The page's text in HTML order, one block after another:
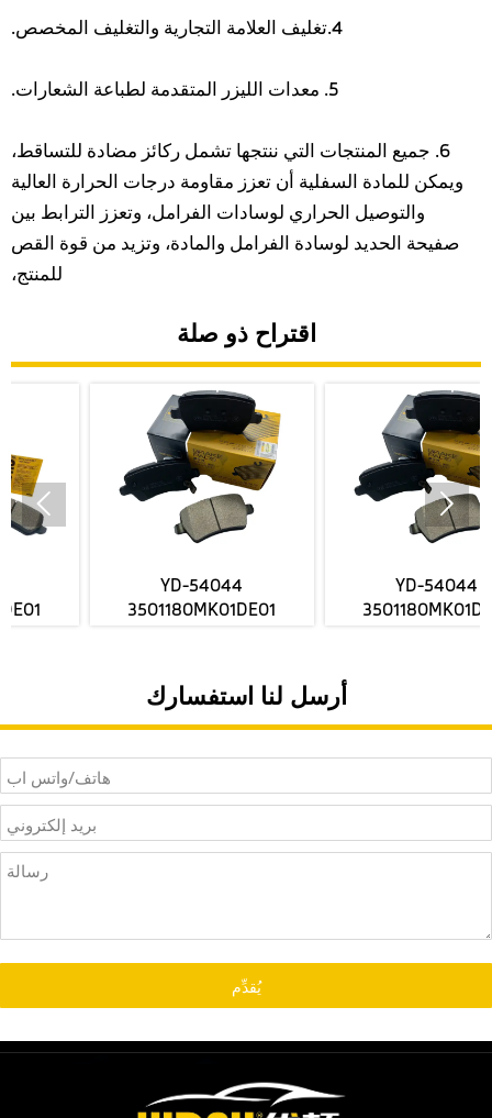
4.تغليف العلامة التجارية والتغليف المخصص.
5. معدات الليزر المتقدمة لطباعة الشعارات.
6. جميع المنتجات التي ننتجها تشمل ركائز مضادة للتساقط،
ويمكن للمادة السفلية أن تعزز مقاومة درجات الحرارة العالية
والتوصيل الحراري لوسادات الفرامل، وتعزز الترابط بين
صفيحة الحديد لوسادة الفرامل والمادة، وتزيد من قوة القص
للمنتج،
اقتراح ذو صلة
YD-54044
3501180MK01DE01
الفرامل الأمامية السيراميك
يرسل أسعار الجملة
YD-54044
3501180MK01DE01
الفرامل الأمامية السيراميك
يرسل أسعار الجملة
 
أرسل لنا استفسارك
يُقدِّم